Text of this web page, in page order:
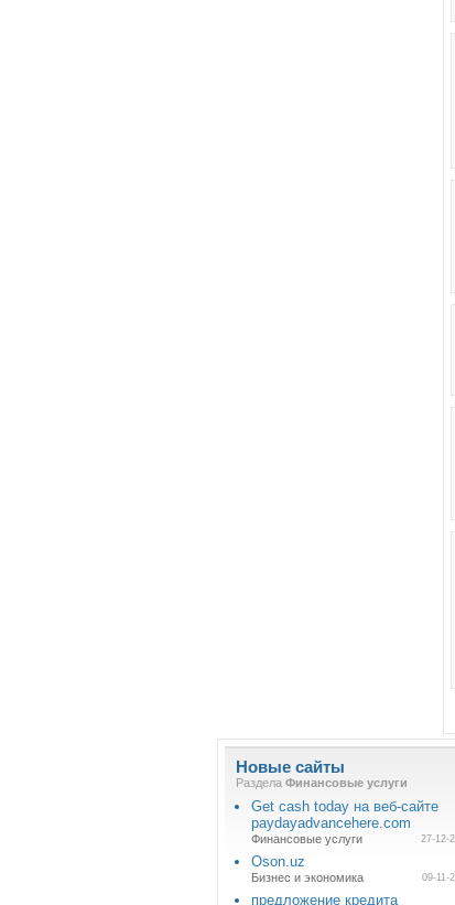
Новые сайты
Раздела Финансовые услуги
Get cash today на веб-сайте
paydayadvancehere.com
Финансовые услуги 27-12-
Oson.uz
Бизнес и экономика 09-11-
предложение кредита